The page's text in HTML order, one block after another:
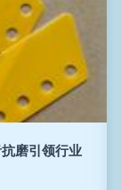
磨引领行业